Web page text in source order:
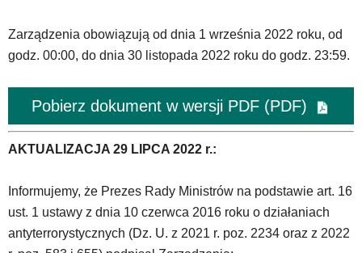
oraz
mapy
Maps
osadzane
w
ramek.
te
obsługiwane
za
Zarządzenia obowiązują od dnia 1 września 2022 roku, od
godz. 00:00, do dnia 30 listopada 2022 roku do godz. 23:59.
Pobierz dokument w wersji PDF (PDF)
AKTUALIZACJA 29 LIPCA 2022 r.:
Informujemy, że Prezes Rady Ministrów na podstawie art. 16
ust. 1 ustawy z dnia 10 czerwca 2016 roku o działaniach
antyterrorystycznych (Dz. U. z 2021 r. poz. 2234 oraz z 2022